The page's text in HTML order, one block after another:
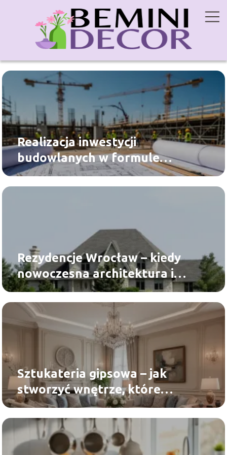
Realizacja inwestycji
budowlanych w formule
„zaprojektuj i wybuduj”
Rezydencje Wrocław – kiedy
nowoczesna architektura i
wysoki standard wykonania
mają realne znaczenie?
Sztukateria gipsowa – jak
stworzyć wnętrze, które
wygląda stylowo przez lata?